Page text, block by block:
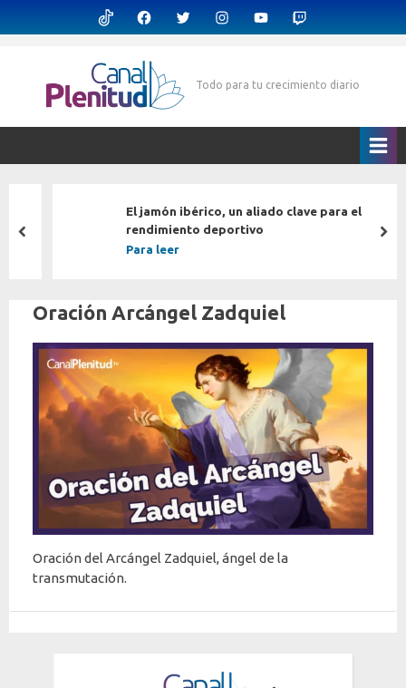
TikTok Facebook
X InstagramYoutubeTwitch
CanalPlenitud.TV
Todo para tu crecimiento diario
El jamón ibérico, un aliado clave para el
rendimiento deportivo
Para leer
prev
Etiqueta:
oración
arcángel
zadquiel
Oración Arcángel Zadquiel
Posted
on
12 de abril de 2022
By
CanalPlenitud.TV
Oración del Arcángel Zadquiel, ángel de la
transmutación.
Vídeos recomendados